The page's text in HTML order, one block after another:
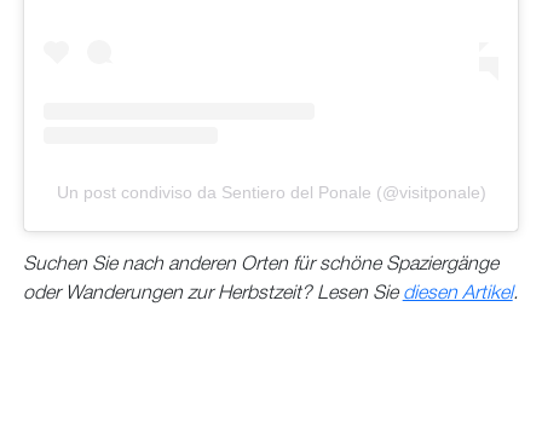
Un post condiviso da Sentiero del Ponale (@visitponale)
Suchen Sie nach anderen Orten für schöne Spaziergänge
oder Wanderungen zur Herbstzeit? Lesen Sie diesen Artikel.